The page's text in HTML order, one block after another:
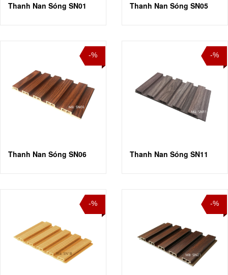
Thanh Nan Sóng SN01 Thanh Nan Sóng SN05
-%
Thanh Nan Sóng SN06
-%
Thanh Nan Sóng SN11
-% -%